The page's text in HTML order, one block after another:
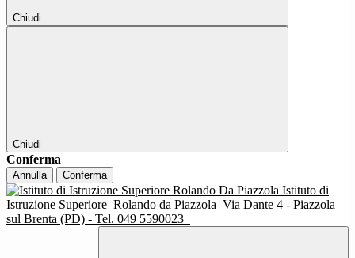
Chiudi
Chiudi
Conferma
Annulla Conferma
Istituto di
Istruzione Superiore Rolando da Piazzola Via Dante 4 - Piazzola
sul Brenta (PD) - Tel. 049 5590023